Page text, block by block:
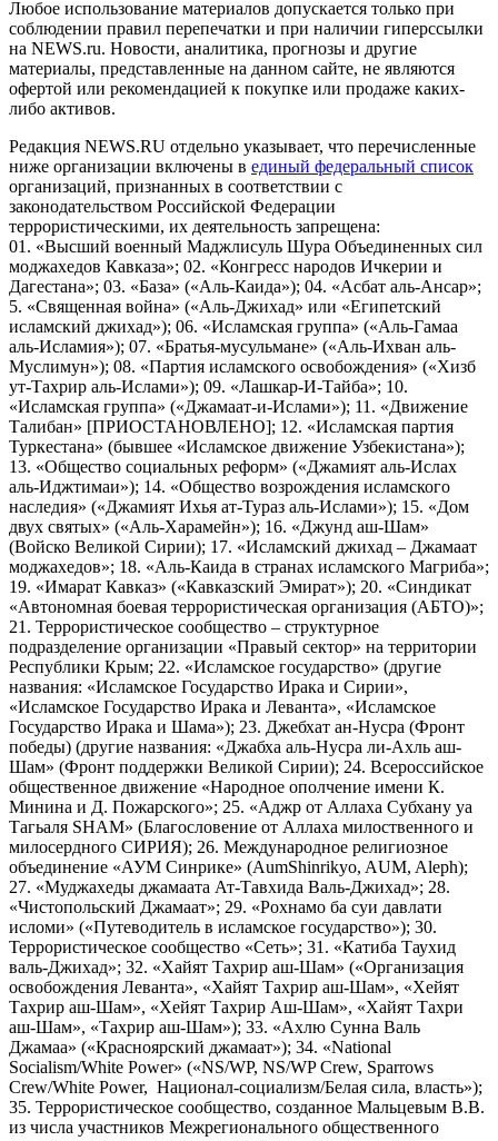
Любое использование материалов допускается только при
соблюдении правил перепечатки и при наличии гиперссылки
на NEWS.ru. Новости, аналитика, прогнозы и другие
материалы, представленные на данном сайте, не являются
офертой или рекомендацией к покупке или продаже каких-
либо активов.
Редакция NEWS.RU отдельно указывает, что перечисленные
ниже организации включены в единый федеральный список
организаций, признанных в соответствии с
законодательством Российской Федерации
террористическими, их деятельность запрещена:
01. «Высший военный Маджлисуль Шура Объединенных сил
моджахедов Кавказа»; 02. «Конгресс народов Ичкерии и
Дагестана»; 03. «База» («Аль-Каида»); 04. «Асбат аль-Ансар»;
5. «Священная война» («Аль-Джихад» или «Египетский
исламский джихад»); 06. «Исламская группа» («Аль-Гамаа
аль-Исламия»); 07. «Братья-мусульмане» («Аль-Ихван аль-
Муслимун»); 08. «Партия исламского освобождения» («Хизб
ут-Тахрир аль-Ислами»); 09. «Лашкар-И-Тайба»; 10.
«Исламская группа» («Джамаат-и-Ислами»); 11. «Движение
Талибан» [ПРИОСТАНОВЛЕНО]; 12. «Исламская партия
Туркестана» (бывшее «Исламское движение Узбекистана»);
13. «Общество социальных реформ» («Джамият аль-Ислах
аль-Иджтимаи»); 14. «Общество возрождения исламского
наследия» («Джамият Ихья ат-Тураз аль-Ислами»); 15. «Дом
двух святых» («Аль-Харамейн»); 16. «Джунд аш-Шам»
(Войско Великой Сирии); 17. «Исламский джихад – Джамаат
моджахедов»; 18. «Аль-Каида в странах исламского Магриба»;
19. «Имарат Кавказ» («Кавказский Эмират»); 20. «Синдикат
«Автономная боевая террористическая организация (АБТО)»;
21. Террористическое сообщество – структурное
подразделение организации «Правый сектор» на территории
Республики Крым; 22. «Исламское государство» (другие
названия: «Исламское Государство Ирака и Сирии»,
«Исламское Государство Ирака и Леванта», «Исламское
Государство Ирака и Шама»); 23. Джебхат ан-Нусра (Фронт
победы) (другие названия: «Джабха аль-Нусра ли-Ахль аш-
Шам» (Фронт поддержки Великой Сирии); 24. Всероссийское
общественное движение «Народное ополчение имени К.
Минина и Д. Пожарского»; 25. «Аджр от Аллаха Субхану уа
Тагьаля SHAM» (Благословение от Аллаха милоственного и
милосердного СИРИЯ); 26. Международное религиозное
объединение «АУМ Синрике» (AumShinrikyo, AUM, Aleph);
27. «Муджахеды джамаата Ат-Тавхида Валь-Джихад»; 28.
«Чистопольский Джамаат»; 29. «Рохнамо ба суи давлати
исломи» («Путеводитель в исламское государство»); 30.
Террористическое сообщество «Сеть»; 31. «Катиба Таухид
валь-Джихад»; 32. «Хайят Тахрир аш-Шам» («Организация
освобождения Леванта», «Хайят Тахрир аш-Шам», «Хейят
Тахрир аш-Шам», «Хейят Тахрир Аш-Шам», «Хайят Тахри
аш-Шам», «Тахрир аш-Шам»); 33. «Ахлю Сунна Валь
Джамаа» («Красноярский джамаат»); 34. «National
Socialism/White Power» («NS/WP, NS/WP Crew, Sparrows
Crew/White Power, Национал-социализм/Белая сила, власть»);
35. Террористическое сообщество, созданное Мальцевым В.В.
из числа участников Межрегионального общественного